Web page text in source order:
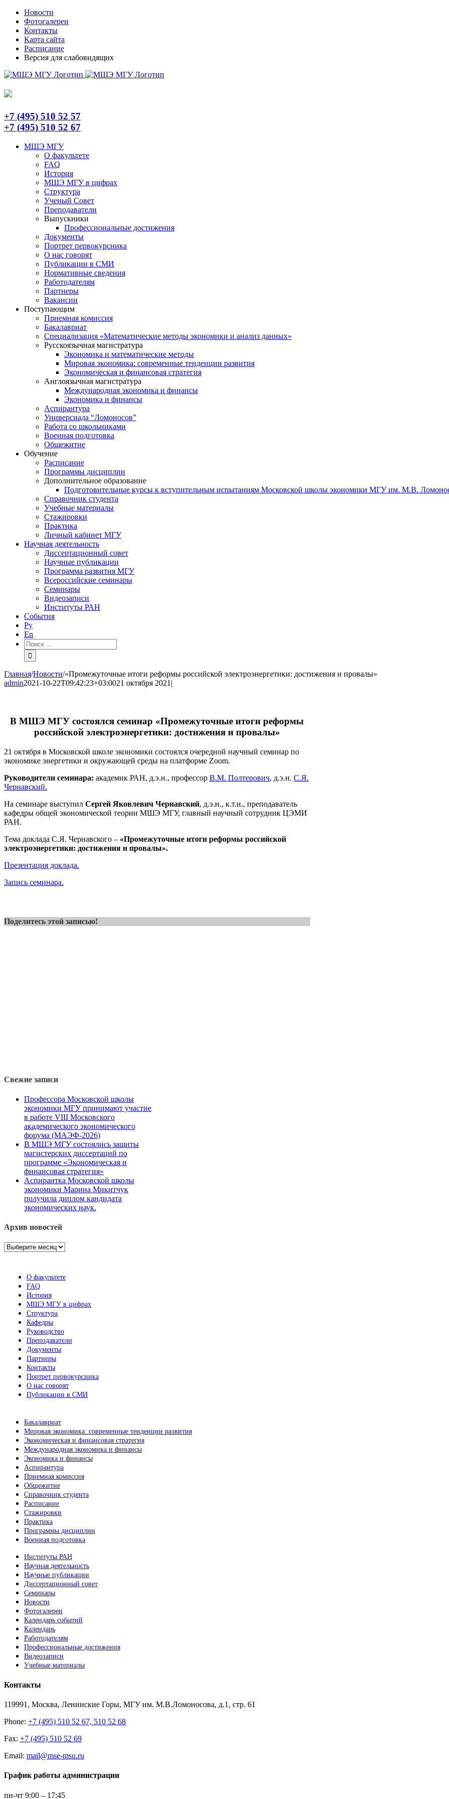
Skip
content
TelegramНовости
Фотогалереи
Контакты
Карта сайта
Расписание
Версия для слабовидящих
+7 (495) 510 52 57
+7 (495) 510 52 67
МШЭ МГУ
О факультете
FAQ
История
МШЭ МГУ в цифрах
Структура
Ученый Совет
Преподаватели
Выпускники
Профессиональные достижения
Документы
Портрет первокурсника
О нас говорят
Публикации в СМИ
Нормативные сведения
Работодателям
Партнеры
Вакансии
Поступающим
Приемная комиссия
Бакалавриат
Специализация «Математические методы экономики и анализ данных»
Русскоязычная магистратура
Экономика и математические методы
Мировая экономика: современные тенденции развития
Экономическая и финансовая стратегия
Англоязычная магистратура
Международная экономика и финансы
Экономика и финансы
Аспирантура
Универсиада “Ломоносов”
Работа со школьниками
Военная подготовка
Общежитие
Обучение
Расписание
Программы дисциплин
Дополнительное образование
Подготовительные курсы к вступительным испытаниям Московской школы экономики МГУ им. М.В.
Справочник студента
Учебные материалы
Стажировки
Практика
Личный кабинет МГУ
Научная деятельность
Диссертационный совет
Научные публикации
Программа развития МГУ
Всероссийские семинары
Семинары
Видеозаписи
Институты РАН
События
Ру
En
Результат
поиска:
Главная/Новости/«Промежуточные итоги реформы российской электроэнергетики: достижения и провалы»
admin2021-10-22T09:42:23+03:0021 октября 2021|
В МШЭ МГУ состоялся семинар «Промежуточные итоги реформы
российской электроэнергетики: достижения и провалы»
21 октября в Московской школе экономики состоялся очередной научный семинар по
экономике энергетики и окружающей среды на платформе Zoom.
Руководители семинара: академик РАН, д.э.н., профессор В.М. Полтерович, д.э.н. С.Я.
Чернавский.
На семинаре выступил Сергей Яковлевич Чернавский, д.э.н., к.т.н., преподаватель
кафедры общей экономической теории МШЭ МГУ, главный научный сотрудник ЦЭМИ
РАН.
Тема доклада С.Я. Чернавского – «Промежуточные итоги реформы российской
электроэнергетики: достижения и провалы».
Презентация доклада.
Запись семинара.
Поделитесь этой записью!
Свежие записи
Профессора Московской школы
экономики МГУ принимают участие
в работе VIII Московского
академического экономического
форума (МАЭФ-2026)
В МШЭ МГУ состоялись защиты
магистерских диссертаций по
программе «Экономическая и
финансовая стратегия»
Аспирантка Московской школы
экономики Марина Микитчук
получила диплом кандидата
экономических наук.
Архив новостей
Архив
О факультете
FAQ
История
МШЭ МГУ в цифрах
Структура
Кафедры
Руководство
Преподаватели
Документы
Партнеры
Контакты
Портрет первокурсника
О нас говорят
Публикации в СМИ
Бакалавриат
Мировая экономика: современные тенденции развития
Экономическая и финансовая стратегия
Международная экономика и финансы
Экономика и финансы
Аспирантура
Приемная комиссия
Общежитие
Справочник студента
Расписание
Стажировки
Практика
Программы дисциплин
Военная подготовка
Институты РАН
Научная деятельность
Научные публикации
Диссертационный совет
Семинары
Новости
Фотогалереи
Календарь событий
Календарь
Работодателям
Профессиональные достижения
Видеозаписи
Учебные материалы
Контакты
119991, Москва, Ленинские Горы, МГУ им. М.В.Ломоносова, д.1, стр. 61
Phone: +7 (495) 510 52 67, 510 52 68
Fax: +7 (495) 510 52 69
Email: mail@mse-msu.ru
График работы администрации
пн-чт 9:00 – 17:45